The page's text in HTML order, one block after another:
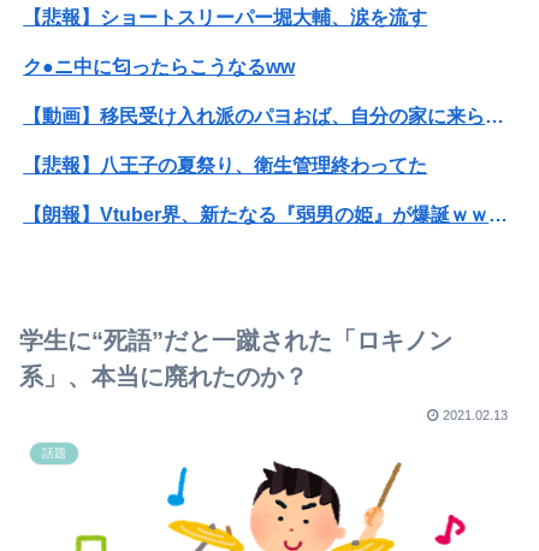
【悲報】ショートスリーパー堀大輔、涙を流す
ク●ニ中に匂ったらこうなるww
【動画】移民受け入れ派のパヨおば、自分の家に来られたら全力で拒否るｗｗｗｗｗｗｗｗｗｗ
【悲報】八王子の夏祭り、衛生管理終わってた
【朗報】Vtuber界、新たなる『弱男の姫』が爆誕ｗｗｗｗｗｗｗｗｗｗｗ
【衝撃】34歳ニート、『エロ漫画』で人生逆転
【速報】村上26本 大谷26本wwwwwwwwwwwwwwwwwwwwwwwwwwwwww
【衝撃画像】温泉の中でこれやる奴ｗｗｗｗ怖すぎる…
学生に“死語”だと一蹴された「ロキノン
系」、本当に廃れたのか？
2021.02.13
話題